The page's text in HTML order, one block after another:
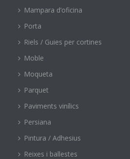
Mampara d’oficina
Porta
Riels / Guies per cortines
Moble
Moqueta
Parquet
Paviments vinílics
Persiana
Pintura / Adhesius
Reixes i ballestes